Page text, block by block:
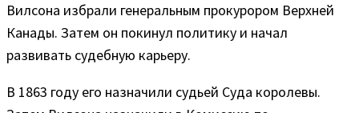
Вилсона избрали генеральным прокурором Верхней
Канады. Затем он покинул политику и начал
развивать судебную карьеру.
В 1863 году его назначили судьей Суда королевы.